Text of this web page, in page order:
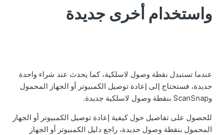
واستخدام أخرى جديدة
عندما تستبدل نقطة وصول لاسلكية، كما يحدث عند شراء واحدة
جديدة، فستحتاج إلى إعادة توصيل الكمبيوتر أو الجهاز المحمول
وScanSnap بنقطة وصول لاسلكية جديدة.
للحصول على تفاصيل حول كيفية إعادة توصيل الكمبيوتر أو الجهاز
المحمول بنقطة وصول جديدة، راجع دليل الكمبيوتر أو الجهاز